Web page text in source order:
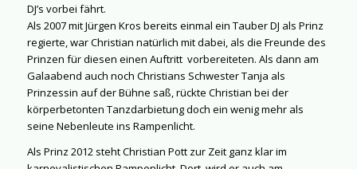
DJ’s vorbei fährt.
Als 2007 mit Jürgen Kros bereits einmal ein Tauber DJ als Prinz
regierte, war Christian natürlich mit dabei, als die Freunde des
Prinzen für diesen einen Auftritt vorbereiteten. Als dann am
Galaabend auch noch Christians Schwester Tanja als
Prinzessin auf der Bühne saß, rückte Christian bei der
körperbetonten Tanzdarbietung doch ein wenig mehr als
seine Nebenleute ins Rampenlicht.
Als Prinz 2012 steht Christian Pott zur Zeit ganz klar im